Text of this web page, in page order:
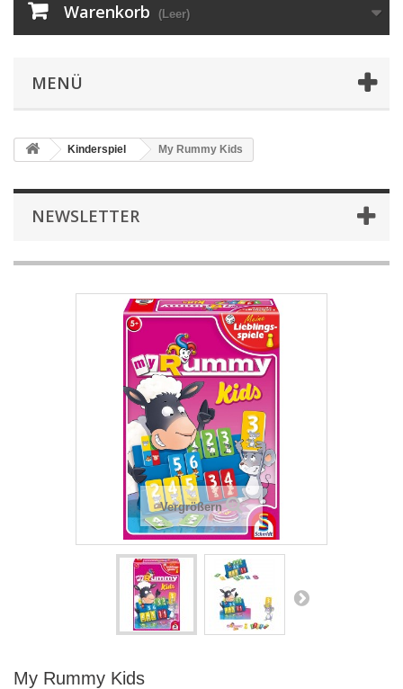
Warenkorb (Leer)
MENÜ
Kinderspiel My Rummy Kids
NEWSLETTER
Vergrößern
My Rummy Kids